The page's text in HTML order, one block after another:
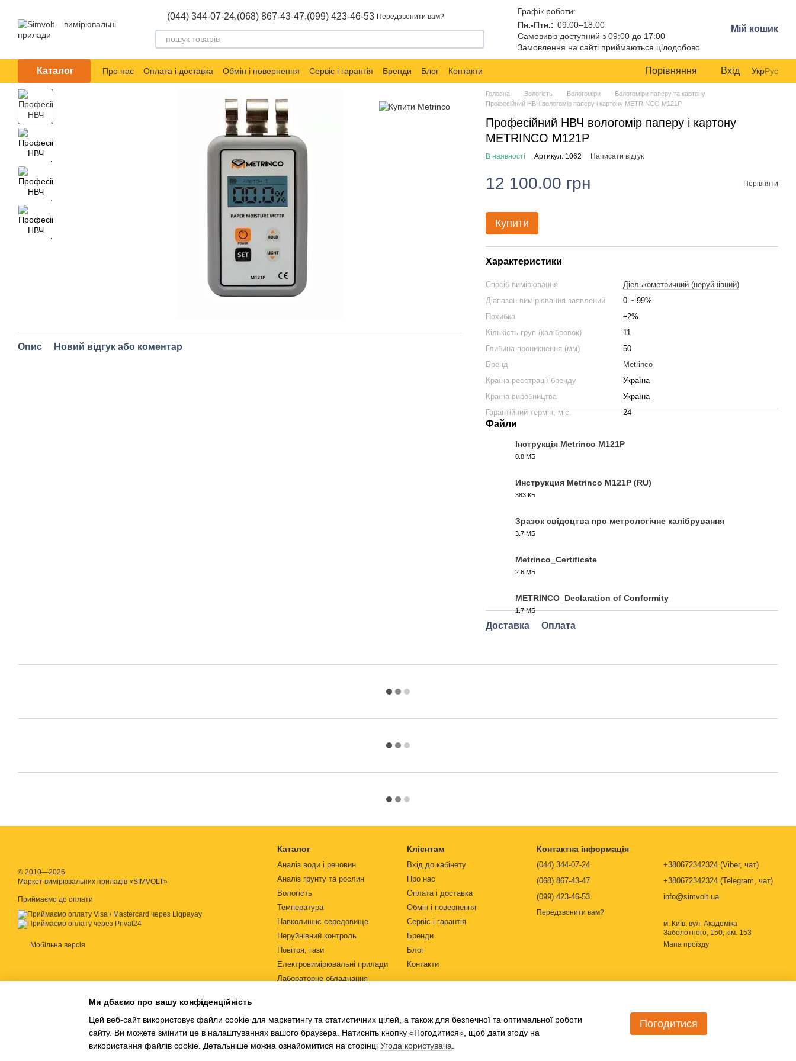
(044) 344-07-24,(068) 867-43-47,(099) 423-46-53 Передзвонити вам?
Графік роботи:
Пн.-Птн.: 09:00–18:00
Самовивіз доступний з 09:00 до 17:00
Замовлення на сайті приймаються цілодобово
Мій кошик
Каталог Про нас Оплата і доставка Обмін і повернення Сервіс і гарантія Бренди Блог Контакти Порівняння Вхід УкрРус
Опис Новий відгук або коментар
Головна Вологість Вологоміри
Вологоміри паперу та картону
Професійний НВЧ вологомір паперу і картону METRINCO M121P
Професійний НВЧ вологомір паперу і картону
METRINCO M121P
В наявності Артикул: 1062 Написати відгук
12 100.00 грн Порівняти
Купити
Характеристики
Спосіб вимірювання
Діелькометричний (неруйнівний)
Діапазон вимірювання заявлений
0 ~ 99%
Похибка
±2%
Кількість груп (калібровок)
11
Глибина проникнення (мм)
50
Бренд
Metrinco
Країна реєстрації бренду
Україна
Країна виробництва
Україна
Гарантійний термін, міс.
24
Файли
Інструкція Metrinco M121Р
0.8 МБ
Инструкция Metrinco M121Р (RU)
383 КБ
Зразок свідоцтва про метрологічне калібрування
3.7 МБ
Metrinco_Certificate
2.6 МБ
METRINCO_Declaration of Conformity
1.7 МБ
Доставка Оплата
© 2010—2026
Маркет вимірювальних приладів «SIMVOLT»
Приймаємо до оплати
Мобільна версія
Каталог
Аналіз води і речовин
Аналіз ґрунту та рослин
Вологість
Температура
Навколишнє середовище
Неруйнівний контроль
Повітря, гази
Електровимірювальні прилади
Лабораторне обладнання
Ph-метри
Клієнтам
Вхід до кабінету
Про нас
Оплата і доставка
Обмін і повернення
Сервіс і гарантія
Бренди
Блог
Контакти
Контактна інформація
(044) 344-07-24
(068) 867-43-47
(099) 423-46-53
Передзвонити вам?
+380672342324 (Viber, чат)
+380672342324 (Telegram, чат)
info@simvolt.ua
м. Київ, вул. Академіка
Заболотного, 150, кім. 153
Мапа проїзду
Ми дбаємо про вашу конфіденційність
Цей веб-сайт використовує файли cookie для маркетингу та статистичних цілей, а також для безпечної та оптимальної роботи
сайту. Ви можете змінити це в налаштуваннях вашого браузера. Натисніть кнопку «Погодитися», щоб дати згоду на
використання файлів cookie. Детальніше можна ознайомитися на сторінці Угода користувача
Погодитися